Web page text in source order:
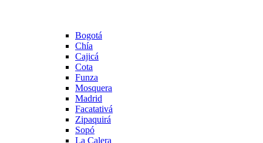
Bogotá
Chía
Cajicá
Cota
Funza
Mosquera
Madrid
Facatativá
Zipaquirá
Sopó
La Calera